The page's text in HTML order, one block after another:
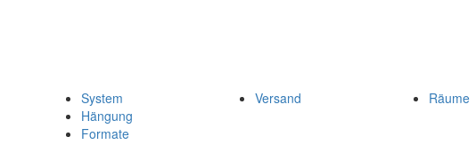
System
Hängung
Formate
Versand Räume